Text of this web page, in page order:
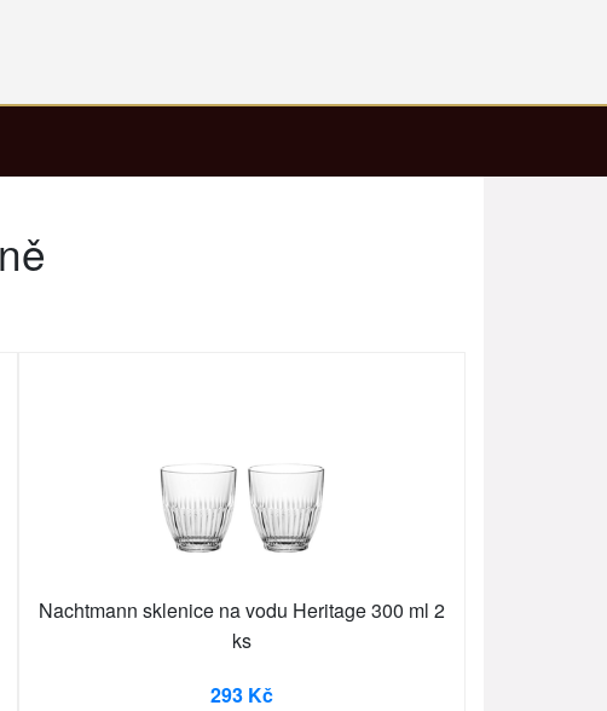
Nachtmann sklenice na vodu Heritage 300 ml 2
ks
293 Kč